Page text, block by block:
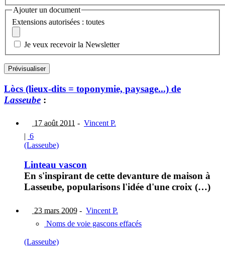
Ajouter un document
Extensions autorisées : toutes
Je veux recevoir la Newsletter
Lòcs (lieux-dits = toponymie, paysage...) de
Lasseube :
17 août 2011 - Vincent P.
| 6
(Lasseube)
Linteau vascon
En s'inspirant de cette devanture de maison à
Lasseube, popularisons l'idée d'une croix (…)
23 mars 2009 - Vincent P.
Noms de voie gascons effacés
(Lasseube)